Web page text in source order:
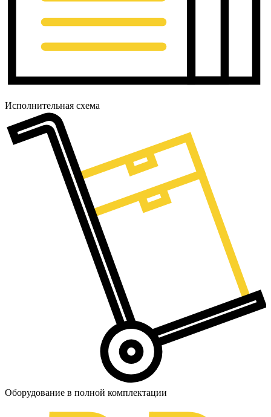
Исполнительная схема
Оборудование в полной комплектации